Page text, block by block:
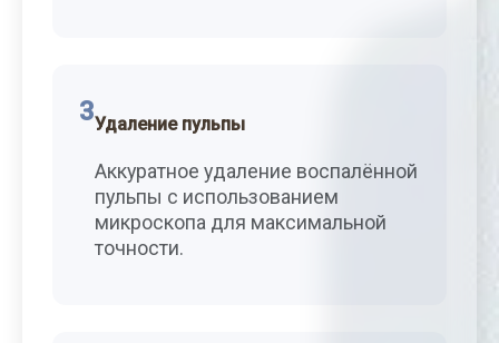
3Удаление пульпы
Аккуратное удаление воспалённой
пульпы с использованием
микроскопа для максимальной
точности.